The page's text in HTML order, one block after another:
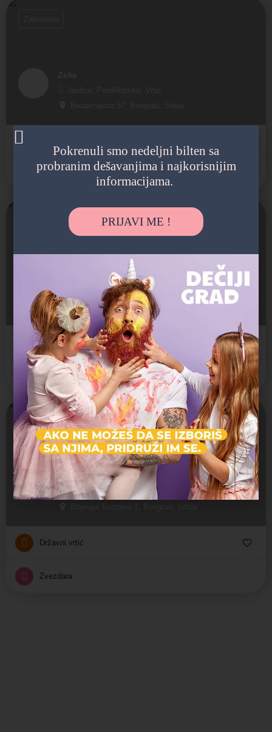
Jaslice, Predškolsko, Vrtić
Устаничка 194а, Beograd, Srbija
Državni vrtić
Zvezdara
Sunčica
Jaslice, Predškolsko, Vrtić
Zatvoreno
Državni vrtić
Zvezdara
Pokrenuli smo nedeljni bilten sa
probranim dešavanjima i najkorisnijim
informacijama.
PRIJAVI ME !